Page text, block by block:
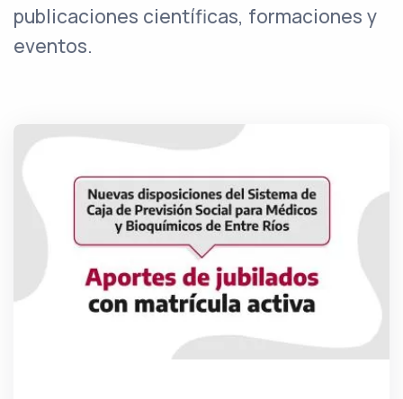
publicaciones científicas, formaciones y
eventos.